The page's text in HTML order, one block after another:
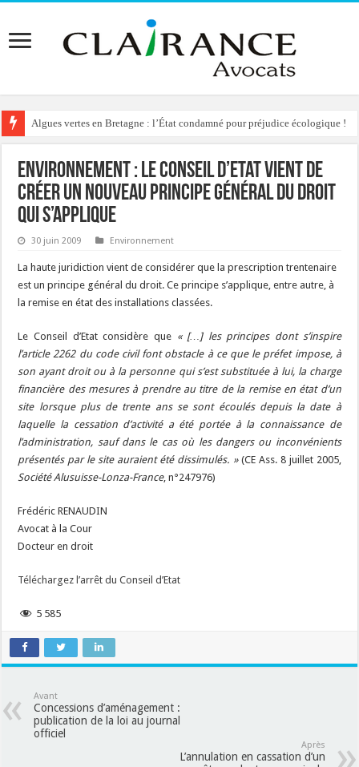
Algues vertes en Bretagne : l’État condamné pour préjudice écologique !
Environnement : le Conseil d’Etat vient de
créer un nouveau principe général du droit
qui s’applique
30 juin 2009 Environnement
La haute juridiction vient de considérer que la prescription trentenaire
est un principe général du droit. Ce principe s’applique, entre autre, à
la remise en état des installations classées.
Le Conseil d’Etat considère que « […] les principes dont s’inspire
l’article 2262 du code civil font obstacle à ce que le préfet impose, à
son ayant droit ou à la personne qui s’est substituée à lui, la charge
financière des mesures à prendre au titre de la remise en état d’un
site lorsque plus de trente ans se sont écoulés depuis la date à
laquelle la cessation d’activité a été portée à la connaissance de
l’administration, sauf dans le cas où les dangers ou inconvénients
présentés par le site auraient été dissimulés. »(CE Ass. 8 juillet 2005,
Société Alusuisse-Lonza-France, n°247976)
Frédéric RENAUDIN
Avocat à la Cour
Docteur en droit
Téléchargez l’arrêt du Conseil d’Etat
5 585
Avant
Concessions d’aménagement :
publication de la loi au journal
officiel
Après
L’annulation en cassation d’un